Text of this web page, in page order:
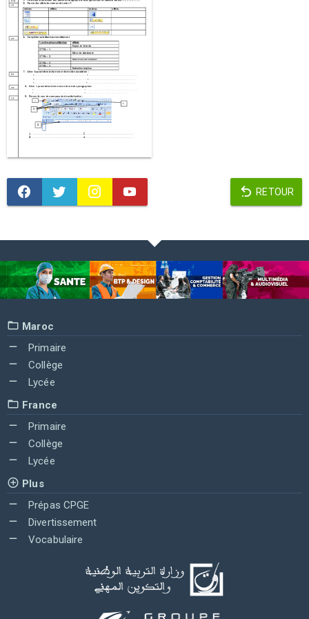
RETOUR
Maroc
Primaire
Collège
Lycée
France
Primaire
Collège
Lycée
Plus
Prépas CPGE
Divertissement
Vocabulaire